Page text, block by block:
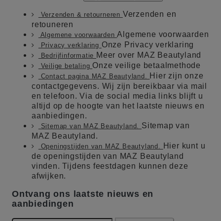
Verzenden & retourneren Verzenden en
retouneren
Algemene voorwaardenAlgemene voorwaarden
Privacy verklaring Onze Privacy verklaring
Bedrijfinformatie Meer over MAZ Beautyland
Veilige betaling Onze veilige betaalmethode
Contact pagina MAZ Beautyland.
Hier zijn onze
contactgegevens. Wij zijn bereikbaar via mail
en telefoon. Via de social media links blijft u
altijd op de hoogte van het laatste nieuws en
aanbiedingen.
Sitemap van MAZ Beautyland. Sitemap van
MAZ Beautyland.
Openingstijden van MAZ Beautyland.
Hier kunt u
de openingstijden van MAZ Beautyland
vinden. Tijdens feestdagen kunnen deze
afwijken.
Ontvang ons laatste nieuws en
aanbiedingen